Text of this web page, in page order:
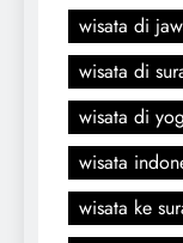
wisata di
wisata di
wisata di
wisata
wisata ke